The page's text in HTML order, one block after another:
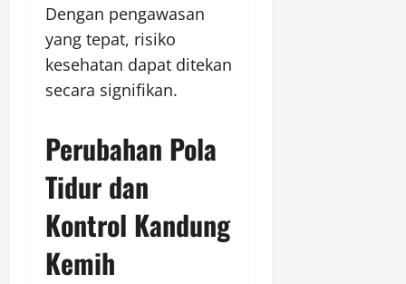
Dengan pengawasan
yang tepat, risiko
kesehatan dapat ditekan
secara signifikan.
Perubahan Pola
Tidur dan
Kontrol Kandung
Kemih